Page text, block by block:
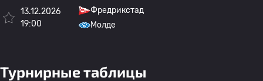
13.12.2026
19:00
Фредрикстад
Молде
Турнирные таблицы